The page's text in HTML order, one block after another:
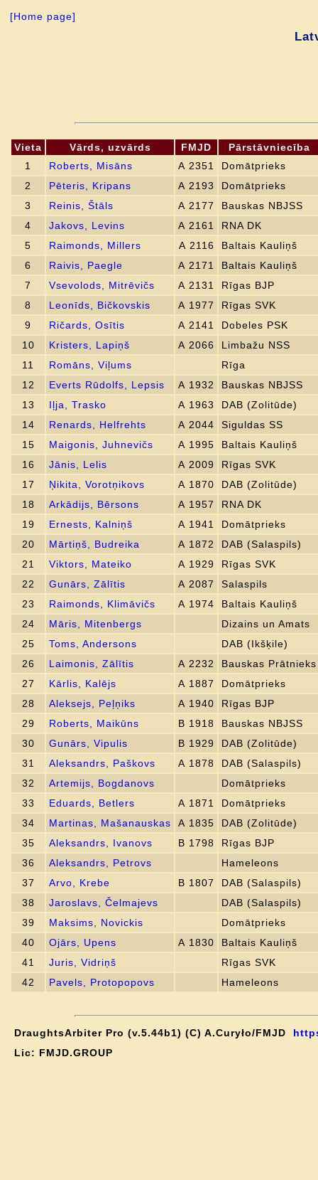
[Home page]
Vieta Vārds, uzvārds FMJD
Pārstāvniecība
1
Roberts, Misāns A 2351
Domātprieks
2
Pēteris, Kripans A 2193
Domātprieks
3
Reinis, Štāls A 2177
Bauskas NBJSS
4
Jakovs, Levins A 2161
RNA DK
5
Raimonds, Millers A 2116
Baltais Kauliņš
6
Raivis, Paegle A 2171
Baltais Kauliņš
7
Vsevolods, Mitrēvičs A 2131
Rīgas BJP
8
Leonīds, Bičkovskis A 1977
Rīgas SVK
9
Ričards, Osītis A 2141
Dobeles PSK
10
Kristers, Lapiņš A 2066
Limbažu NSS
11
Romāns, Viļums
Rīga
12
Everts Rūdolfs, Lepsis A 1932
Bauskas NBJSS
13
Iļja, Trasko A 1963
DAB (Zolitūde)
14
Renards, Helfrehts A 2044
Siguldas SS
15
Maigonis, Juhnevičs A 1995
Baltais Kauliņš
16
Jānis, Lelis A 2009
Rīgas SVK
17
Ņikita, Vorotņikovs A 1870
DAB (Zolitūde)
18
Arkādijs, Bērsons A 1957
RNA DK
19
Ernests, Kalniņš A 1941
Domātprieks
20
Mārtiņš, Budreika A 1872
DAB (Salaspils)
21
Viktors, Mateiko A 1929
Rīgas SVK
22
Gunārs, Zālītis A 2087
Salaspils
23
Raimonds, Klimāvičs A 1974
Baltais Kauliņš
24
Māris, Mitenbergs
Dizains un Amats
25
Toms, Andersons
DAB (Ikšķile)
26
Laimonis, Zālītis A 2232
Bauskas Prātnieks
27
Kārlis, Kalējs A 1887
Domātprieks
28
Aleksejs, Peļņiks A 1940
Rīgas BJP
29
Roberts, Maikūns B 1918
Bauskas NBJSS
30
Gunārs, Vipulis B 1929
DAB (Zolitūde)
31
Aleksandrs, Paškovs A 1878
DAB (Salaspils)
32
Artemijs, Bogdanovs
Domātprieks
33
Eduards, Betlers A 1871
Domātprieks
34
Martinas, Mašanauskas A 1835
DAB (Zolitūde)
35
Aleksandrs, Ivanovs B 1798
Rīgas BJP
36
Aleksandrs, Petrovs
Hameleons
37
Arvo, Krebe B 1807
DAB (Salaspils)
38
Jaroslavs, Čelmajevs
DAB (Salaspils)
39
Maksims, Novickis
Domātprieks
40
Ojārs, Upens A 1830
Baltais Kauliņš
41
Juris, Vidriņš
Rīgas SVK
42
Pavels, Protopopovs Hameleons
DraughtsArbiter Pro (v.5.44b1) (C) A.Curyło/FMJD
Lic: FMJD.GROUP